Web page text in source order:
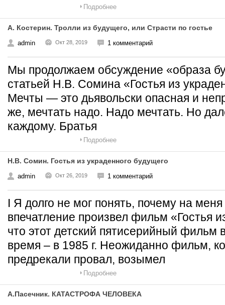
Подробнее
А. Костерин. Тролли из будущего, или Страсти по гостье
admin Окт 28, 2019 1 комментарий
Мы продолжаем обсуждение «образа
статьей Н.В. Сомина «Гостья из
Мечты — это дьявольски опасная и
же, мечтать надо. Надо мечтать. Но
каждому. Братья
Подробнее
Н.В. Сомин. Гостья из украденного будущего
admin Окт 26, 2019 1 комментарий
I Я долго не мог понять, почему на
впечатление произвел фильм «Гостья
что этот детский пятисерийный
время – в 1985 г. Неожиданно фильм,
предрекали провал, возымел
Подробнее
А.Пасечник. КАТАСТРОФА ЧЕЛОВЕКА